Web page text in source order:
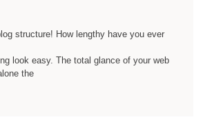
structure! How lengthy have you ever
look easy. The total glance of your web
the